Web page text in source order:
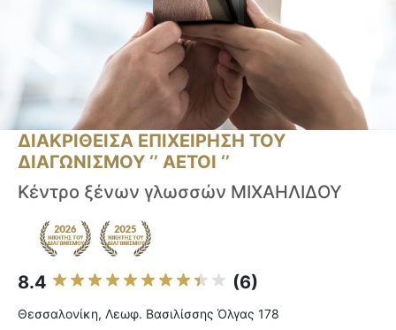
ΔΙΑΚΡΙΘΕΙΣΑ ΕΠΙΧΕΙΡΗΣΗ ΤΟΥ
ΔΙΑΓΩΝΙΣΜΟΥ ‘’ ΑΕΤΟΙ ‘’
Κέντρο ξένων γλωσσών ΜΙΧΑΗΛΙΔΟΥ
8.4 (6)
Θεσσαλονίκη, Λεωφ. Βασιλίσσης Όλγας 178